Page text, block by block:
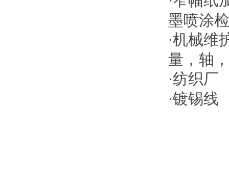
墨喷涂
·机械维
量，轴
·纺织厂
·镀锡线